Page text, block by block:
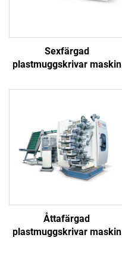
Sexfärgad
plastmuggskrivar maskin
Åttafärgad
plastmuggskrivar maskin